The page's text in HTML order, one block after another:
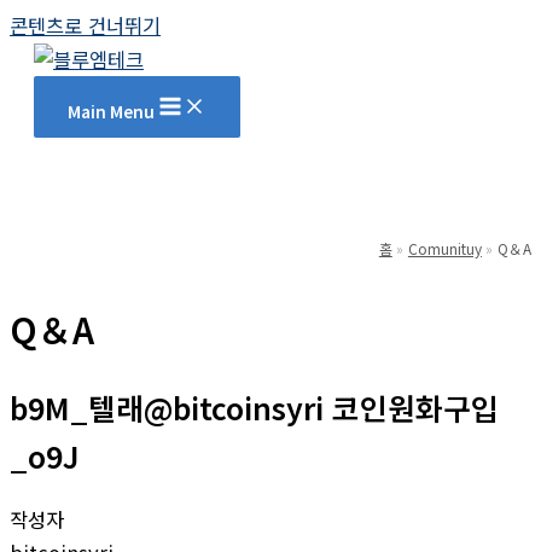
콘텐츠로 건너뛰기
Main Menu
홈 Comunituy Q＆A
Q＆A
b9M_텔래@bitcoinsyri 코인원화구입
_o9J
작성자